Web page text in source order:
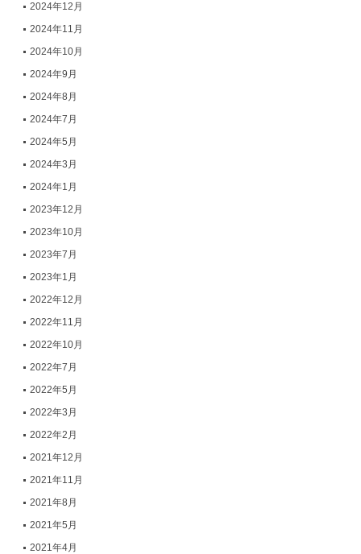
2024年12月
2024年11月
2024年10月
2024年9月
2024年8月
2024年7月
2024年5月
2024年3月
2024年1月
2023年12月
2023年10月
2023年7月
2023年1月
2022年12月
2022年11月
2022年10月
2022年7月
2022年5月
2022年3月
2022年2月
2021年12月
2021年11月
2021年8月
2021年5月
2021年4月